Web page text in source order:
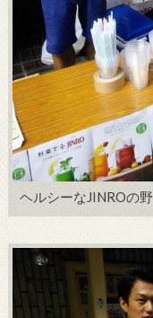
ヘルシーなJINROの